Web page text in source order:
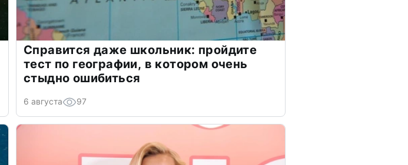
Справится даже школьник: пройдите
тест по географии, в котором очень
стыдно ошибиться
6 августа 97